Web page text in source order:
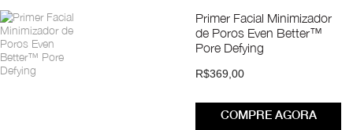
Primer Facial Minimizador
de Poros Even Better™
Pore Defying
R$369,00
COMPRE AGORA